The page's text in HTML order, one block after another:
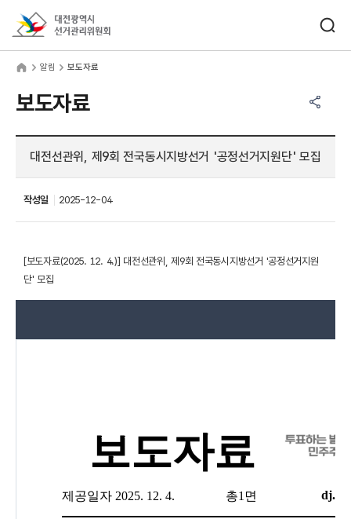
알림 보도자료
보도자료
대전선관위, 제9회 전국동시지방선거 '공정선거지원단' 모집
작성일 2025-12-04
[보도자료(2025. 12. 4.)] 대전선관위, 제9회 전국동시지방선거 '공정선거지원
단' 모집